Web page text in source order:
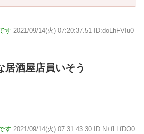
す 2021/09/14(火) 07:20:37.51 ID:doLhFVIu0
居酒屋店員いそう
す 2021/09/14(火) 07:31:43.30 ID:N+fLLfDO0